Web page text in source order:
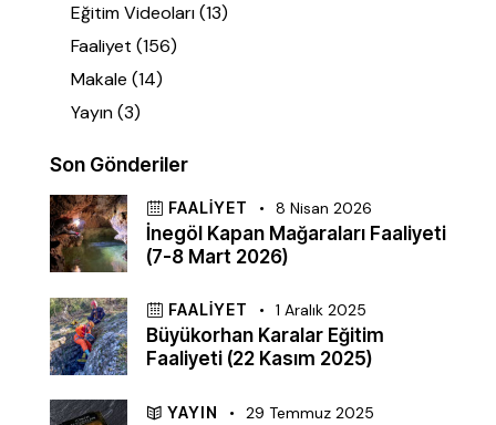
Eğitim Videoları(13)
Faaliyet (156)
Makale (14)
Yayın(3)
Son Gönderiler
FAALIYET 8 Nisan 2026
İnegöl Kapan Mağaraları Faaliyeti
(7-8 Mart 2026)
FAALIYET 1 Aralık 2025
Büyükorhan Karalar Eğitim
Faaliyeti (22 Kasım 2025)
YAYIN 29 Temmuz 2025